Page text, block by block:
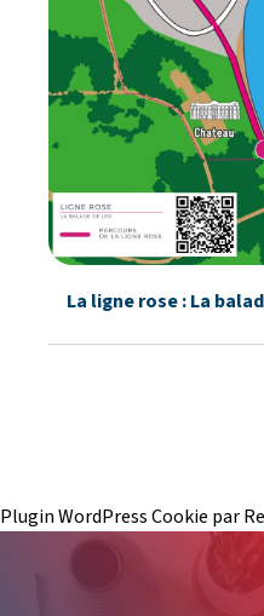
La ligne rose : La
Plugin WordPress Cookie par